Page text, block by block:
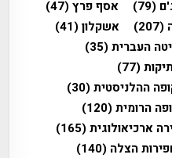
(79) אסף פרץ(47)
(207) אשקלון(41)
העברית(35)
(77)
ההלניסטית(30)
הרומית(120)
ארכיאולוגית(165)
הצלה (140)